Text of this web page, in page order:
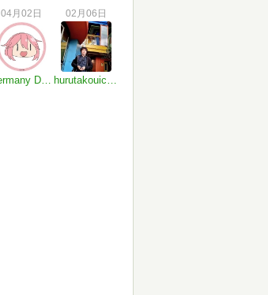
04月02日
Germany Deutschland
02月06日
hurutakouichi_gallerys